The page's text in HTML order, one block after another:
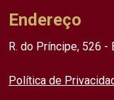
Endereço
R. do Príncipe, 526
Política de